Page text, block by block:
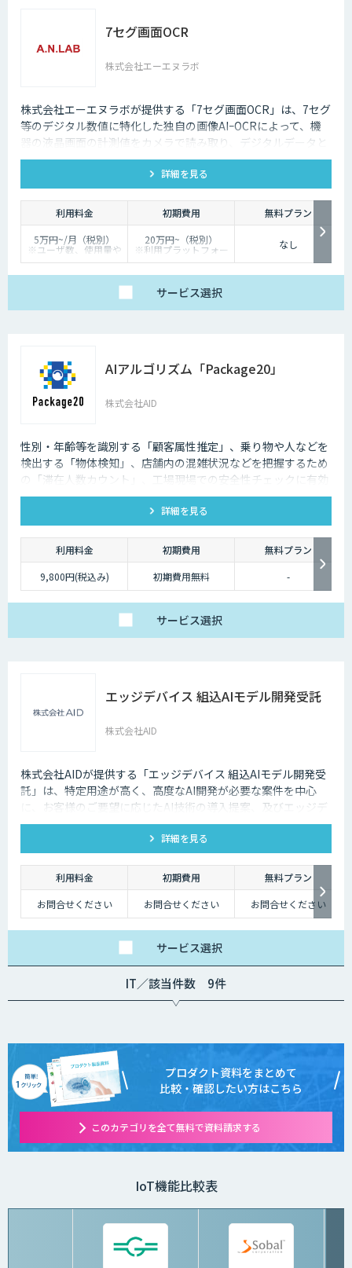
7セグ画面OCR
株式会社エーエヌラボ
株式会社エーエヌラボが提供する「7セグ画面OCR」は、7セグ
等のデジタル数値に特化した独自の画像AIｰOCRによって、機
器の液晶画面の計測値をカメラで読み取り、デジタルデータと
して記録するサービスです
詳細を見る
利用料金 初期費用
無料プラン
5万円~/月（税別）
※ユーザ数、使用量や
カスタマイズ要望に応
20万円~（税別）
※利用プラットフォー
ムや必要なチューニン
なし
サービス選択
AIアルゴリズム「Package20」
株式会社AID
性別・年齢等を識別する「顧客属性推定」、乗り物や人などを
検出する「物体検知」、店舗内の混雑状況などを把握するため
の「滞在人数カウント」、工場現場での安全性チェックに有効
な「ヘルメット検知」など、 様々な商用シーンで活用いただけ
るAIアルゴリズム20種をパッケージ化して提供しています。ご
利用は、ソラコム製AIカメラ「S+ Camera」にAIアルゴリズム
「Package20」をインストールいただくだけです。
詳細を見る
利用料金 初期費用
無料プラン
9,800円(税込み)
初期費用無料 -
サービス選択
エッジデバイス 組込AIモデル開発受託
株式会社AID
株式会社AIDが提供する「エッジデバイス 組込AIモデル開発受
託」は、特定用途が高く、高度なAI開発が必要な案件を中心
に、お客様のご要望に応じたAI技術の導入提案、及びエッジデ
バイス向けAIアルゴリズムの開発受託を行います。 Nvidia
Jetson、Raspberry Pi、Google Coral TPU、ソラコム S+
Camera、Panasonic Vieureka等、多様なエッジデバイスに対
応しており、可視光カメラに加え、赤外線、LiDARセンサーの
活用経験も豊富にございます。
詳細を見る
利用料金 初期費用
無料プラン
お問合せください
お問合せください お問合せください
サービス選択
IT／該当件数 9件
プロダクト資料をまとめて
比較・確認したい方はこちら
このカテゴリを全て無料で資料請求する
IoT機能比較表